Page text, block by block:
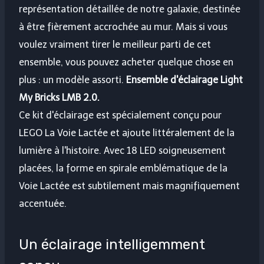
représentation détaillée de notre galaxie, destinée
à être fièrement accrochée au mur. Mais si vous
voulez vraiment tirer le meilleur parti de cet
ensemble, vous pouvez acheter quelque chose en
plus : un modèle assorti. Ensemble d'éclairage Light
My Bricks LMB 2.0.
Ce kit d'éclairage est spécialement conçu pour
LEGO La Voie Lactée et ajoute littéralement de la
lumière à l'histoire. Avec 18 LED soigneusement
placées, la forme en spirale emblématique de la
Voie Lactée est subtilement mais magnifiquement
accentuée.
Un éclairage intelligemment